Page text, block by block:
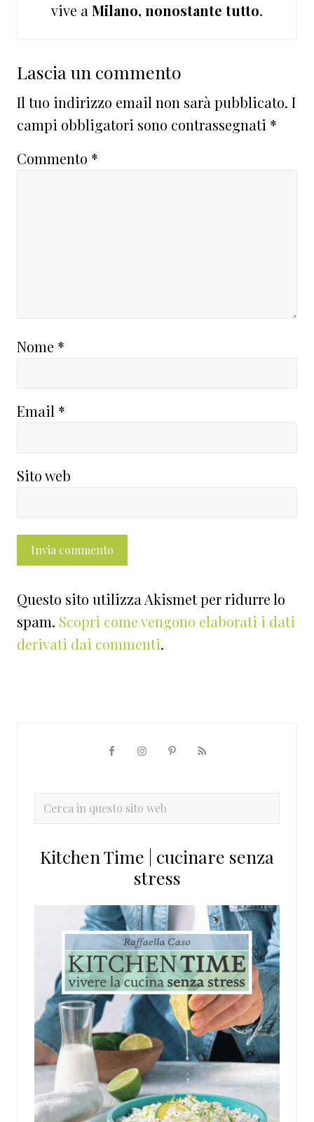
vive a Milano, nonostante tutto.
Interazioni
del
lettore
Lascia un commento
Il tuo indirizzo email non sarà pubblicato. I
campi obbligatori sono contrassegnati *
Commento *
Nome *
Email *
Sito web
Questo sito utilizza Akismet per ridurre lo
spam. Scopri come vengono elaborati i dati
derivati dai commenti.
primaria
Cerca
sito
Kitchen Time | cucinare senza
stress